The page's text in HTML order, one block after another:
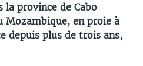
la province de Cabo
Mozambique, en proie à
depuis plus de trois ans,